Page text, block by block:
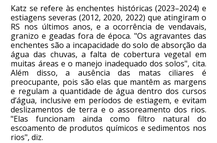
Katz se refere às enchentes históricas (2023–2024) e
estiagens severas (2012, 2020, 2022) que atingiram o
RS nos últimos anos, e a ocorrência de vendavais,
granizo e geadas fora de época. "Os agravantes das
enchentes são a incapacidade do solo de absorção da
água das chuvas, a falta de cobertura vegetal em
muitas áreas e o manejo inadequado dos solos", cita.
Além disso, a ausência das matas ciliares é
preocupante, pois são elas que mantêm as margens
e regulam a quantidade de água dentro dos cursos
d’água, inclusive em períodos de estiagem, e evitam
deslizamentos de terra e o assoreamento dos rios.
"Elas funcionam ainda como filtro natural do
escoamento de produtos químicos e sedimentos nos
rios", diz.